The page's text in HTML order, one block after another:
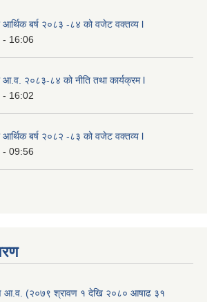
आर्थिक बर्ष २०८३ -८४ को वजेट वक्तव्य l
- 16:06
आ.व. २०८३-८४ को नीति तथा कार्यक्रम l
- 16:02
आर्थिक बर्ष २०८२ -८३ को वजेट वक्तव्य l
- 09:56
आ.व. (२०७९ श्रावण १ देखि २०८० आषाढ ३१